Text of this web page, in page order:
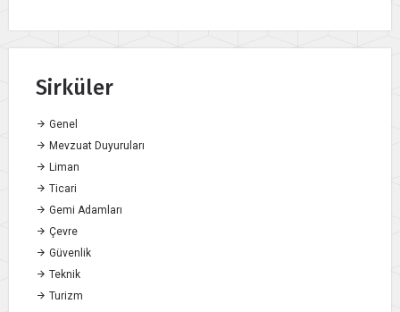
Sirküler
Genel
Mevzuat Duyuruları
Liman
Ticari
Gemi Adamları
Çevre
Güvenlik
Teknik
Turizm